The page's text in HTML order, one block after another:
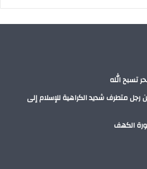
تسبح الله
رجل متطرف شديد الكراهية للإسلام إلى
الكهف